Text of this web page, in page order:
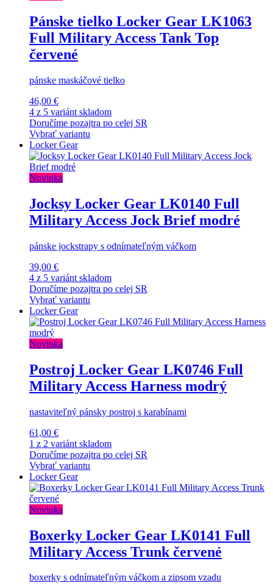
Pánske tielko Locker Gear LK1063
Full Military Access Tank Top
červené
pánske maskáčové tielko
46,00 €
4 z 5 variánt skladom
Doručíme pozajtra po celej SR
Vybrať variantu
Locker Gear
Novinka
Jocksy Locker Gear LK0140 Full
Military Access Jock Brief modré
pánske jockstrapy s odnímateľným váčkom
39,00 €
4 z 5 variánt skladom
Doručíme pozajtra po celej SR
Vybrať variantu
Locker Gear
Novinka
Postroj Locker Gear LK0746 Full
Military Access Harness modrý
nastaviteľný pánsky postroj s karabínami
61,00 €
1 z 2 variánt skladom
Doručíme pozajtra po celej SR
Vybrať variantu
Locker Gear
Novinka
Boxerky Locker Gear LK0141 Full
Military Access Trunk červené
boxerky s odnímateľným váčkom a zipsom vzadu